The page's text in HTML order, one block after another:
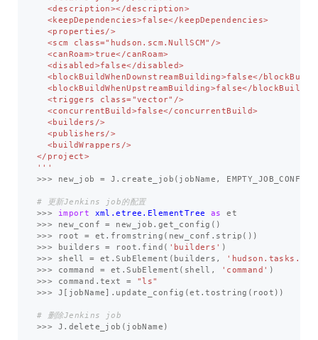
  <description></description>
  <keepDependencies>false</keepDependencies>
  <properties/>
  <scm class="hudson.scm.NullSCM"/>
  <canRoam>true</canRoam>
  <disabled>false</disabled>
<blockBuildWhenDownstreamBuilding>false</
<blockBuildWhenUpstreamBuilding>false</
  <triggers class="vector"/>
  <concurrentBuild>false</concurrentBuild>
  <builders/>
  <publishers/>
  <buildWrappers/>
</project>
'''
>>>
new_job = J . create_job ( jobName , EMPTY_JOB_CONFIG
# 更新Jenkins job的配置
>>>
import xml.etree.ElementTree as
et
>>>
new_conf = new_job . get_config ()
>>>
root = et . fromstring ( new_conf . strip ())
>>>
builders = root . find ( 'builders' )
>>>
shell = et .SubElement ( builders ,
>>>
command = et .SubElement ( shell , 'command' )
>>>
command .text =
"ls"
>>>
J jobName ]. update_config (et .tostring ( root ))
>>>
J . delete_job ( jobName )